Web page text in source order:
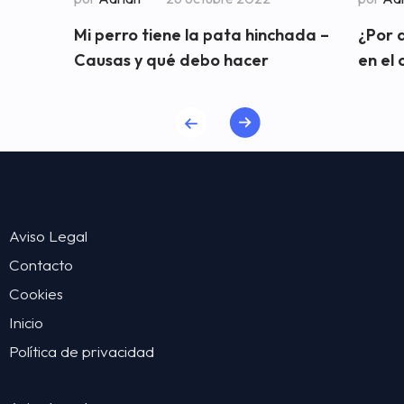
Mi perro tiene la pata hinchada –
Causas y qué debo hacer
¿Por
en el
Aviso Legal
Contacto
Cookies
Inicio
Política de privacidad